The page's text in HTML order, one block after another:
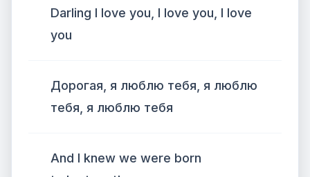
Darling I love you, I love you, I love
you
Дорогая, я люблю тебя, я люблю
тебя, я люблю тебя
And I knew we were born